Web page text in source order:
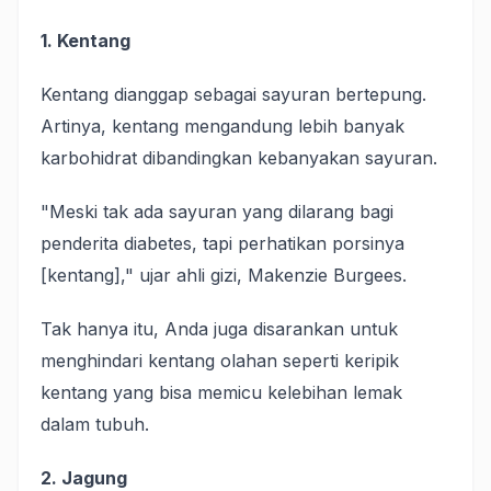
1. Kentang
Kentang dianggap sebagai sayuran bertepung.
Artinya, kentang mengandung lebih banyak
karbohidrat dibandingkan kebanyakan sayuran.
"Meski tak ada sayuran yang dilarang bagi
penderita diabetes, tapi perhatikan porsinya
[kentang]," ujar ahli gizi, Makenzie Burgees.
Tak hanya itu, Anda juga disarankan untuk
menghindari kentang olahan seperti keripik
kentang yang bisa memicu kelebihan lemak
dalam tubuh.
2. Jagung